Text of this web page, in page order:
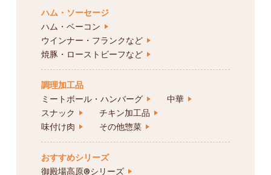
ハム・ソーセージ
ハム・ベーコン
ウインナー・フランクなど
焼豚・ローストビーフなど
調理加工品
ミートボール・ハンバーグ
中華
スナック
チキン加工品
味付け肉
その他惣菜
おすすめシリーズ
御殿場高原®シリーズ